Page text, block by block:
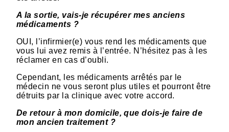
A la sortie, vais-je récupérer mes anciens
médicaments ?
OUI, l’infirmier(e) vous rend les médicaments que
vous lui avez remis à l’entrée. N’hésitez pas à les
réclamer en cas d’oubli.
Cependant, les médicaments arrêtés par le
médecin ne vous seront plus utiles et pourront être
détruits par la clinique avec votre accord.
De retour à mon domicile, que dois-je faire de
mon ancien traitement ?